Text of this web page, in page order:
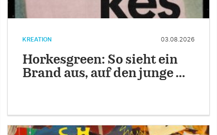
KREATION 03.08.2026
Horkesgreen: So sieht ein
Brand aus, auf den junge …